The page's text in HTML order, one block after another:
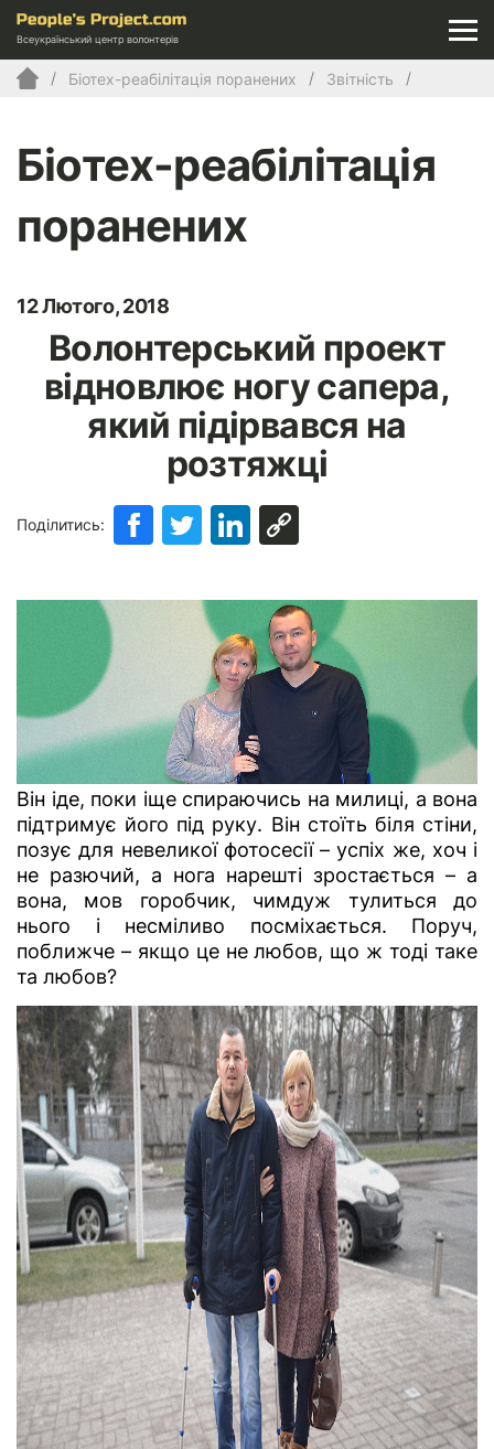
Всеукраїнський центр волонтерів
Біотех-реабілітація поранених Звітність
Біотех-реабілітація
поранених
12 Лютого, 2018
Волонтерський проект
відновлює ногу сапера,
який підірвався на
розтяжці
Поділитись:
Він іде, поки іще спираючись на милиці, а вона
підтримує його під руку. Він стоїть біля стіни,
позує для невеликої фотосесії – успіх же, хоч і
не разючий, а нога нарешті зростається – а
вона, мов горобчик, чимдуж тулиться до
нього і несміливо посміхається. Поруч,
поближче – якщо це не любов, що ж тоді таке
та любов?